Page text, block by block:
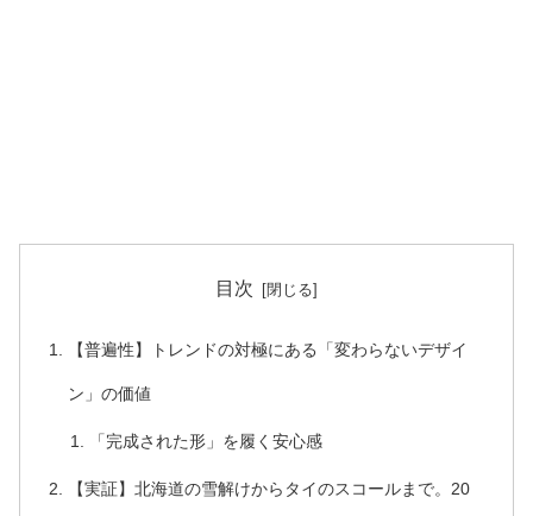
目次
【普遍性】トレンドの対極にある「変わらないデザイ
ン」の価値
「完成された形」を履く安心感
【実証】北海道の雪解けからタイのスコールまで。20